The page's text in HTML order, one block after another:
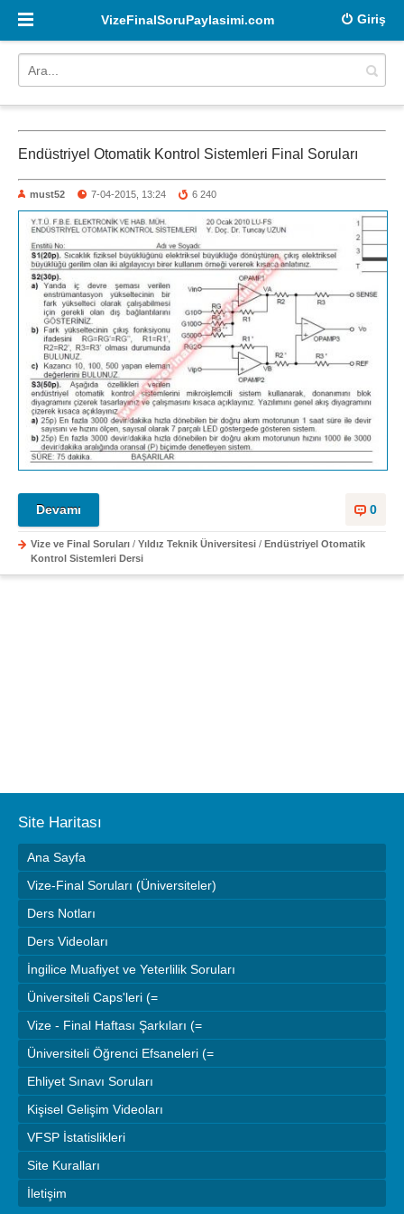
Giriş
VizeFinalSoruPaylasimi.com
Endüstriyel Otomatik Kontrol Sistemleri Final Soruları
must52 7-04-2015, 13:24 6 240
0
Devamı
Vize ve Final Soruları / Yıldız Teknik Üniversitesi / Endüstriyel Otomatik
Kontrol Sistemleri Dersi
Site Haritası
Ana Sayfa
Vize-Final Soruları (Üniversiteler)
Ders Notları
Ders Videoları
İngilice Muafiyet ve Yeterlilik Soruları
Üniversiteli Caps'leri (=
Vize - Final Haftası Şarkıları (=
Üniversiteli Öğrenci Efsaneleri (=
Ehliyet Sınavı Soruları
Kişisel Gelişim Videoları
VFSP İstatislikleri
Site Kuralları
İletişim